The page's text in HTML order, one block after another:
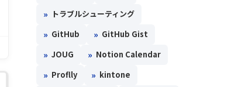
» トラブルシューティング
» GitHub » GitHub Gist
» JOUG » Notion Calendar
» Proflly » kintone